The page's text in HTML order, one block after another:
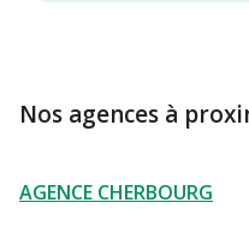
Nos agences à
AGENCE CHERBOURG